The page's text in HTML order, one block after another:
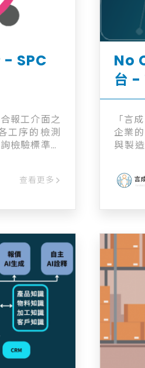
- SPC
報工介面之
工序的檢測
檢驗標準並
單篩選功
錄數位化、
查看更多
No
台 -
臺
「言
企業
與製
架構
署，
業內
探勘
務，
模型
控管
速度
日常